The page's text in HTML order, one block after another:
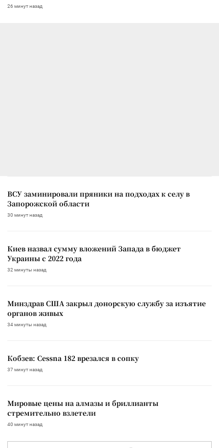
26 минут назад
ВСУ заминировали пряники на подходах к селу в
Запорожской области
30 минут назад
Киев назвал сумму вложений Запада в бюджет
Украины с 2022 года
32 минуты назад
Минздрав США закрыл донорскую службу за изъятие
органов живых
34 минуты назад
Кобзев: Cessna 182 врезался в сопку
37 минут назад
Мировые цены на алмазы и бриллианты
стремительно взлетели
40 минут назад